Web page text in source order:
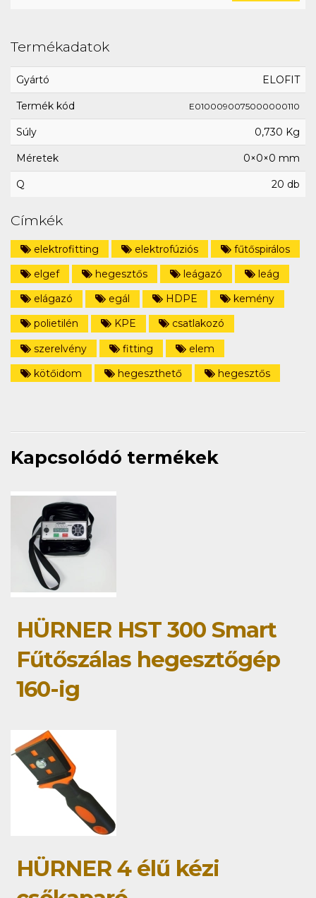
Termékadatok
Gyártó ELOFIT
Termék kód E0100090075000000110
Súly 0,730 Kg
Méretek 0×0×0 mm
Q 20 db
Címkék
elektrofitting elektrofúziós
fűtőspirálos
elgef
hegesztős leágazó
leág
elágazó
egál HDPE
kemény
polietilén
KPE
csatlakozó
szerelvény
fitting
elem
kötőidom
hegeszthető hegesztős
Kapcsolódó termékek
HÜRNER HST 300 Smart
Fűtőszálas hegesztőgép
160-ig
HÜRNER 4 élű kézi